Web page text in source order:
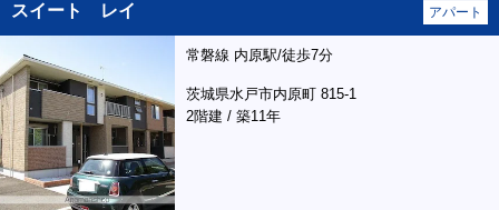
スイート レイ アパート
常磐線 内原駅/徒歩7分
茨城県水戸市内原町 815-1
2階建 / 築11年